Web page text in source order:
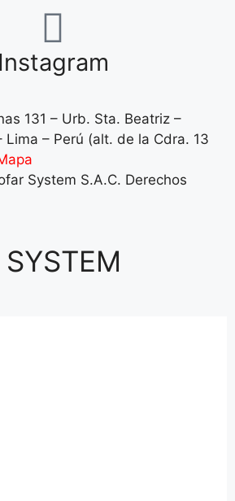
Instagram
131 – Urb. Sta. Beatriz –
Lima – Perú (alt. de la Cdra. 13
System S.A.C. Derechos